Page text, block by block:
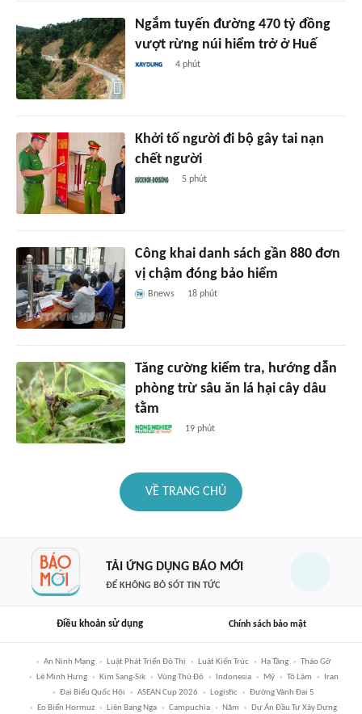
Ngắm tuyến đường 470 tỷ đồng
vượt rừng núi hiểm trở ở Huế
4 phút
Khởi tố người đi bộ gây tai nạn
chết người
5 phút
Công khai danh sách gần 880 đơn
vị chậm đóng bảo hiểm
Bnews 18 phút
Tăng cường kiểm tra, hướng dẫn
phòng trừ sâu ăn lá hại cây dâu
tằm
19 phút
VỀ TRANG CHỦ
TẢI ỨNG DỤNG BÁO MỚI
ĐỂ KHÔNG BỎ SÓT TIN TỨC
Điều khoản sử dụng Chính sách bảo mật
An Ninh Mạng Luật Phát Triển Đô Thị Luật Kiến Trúc Hạ Tầng
Tháo Gỡ
Lê Minh Hưng
Kim Sang-Sik Vùng Thủ Đô Indonesia Mỹ Tô Lâm
Iran
Đại Biểu Quốc Hội
ASEAN Cup 2026 Logistic
Đường Vành Đai 5
Eo Biển Hormuz
Liên Bang Nga Campuchia Năm Dự Án Đầu Tư Xây Dựng